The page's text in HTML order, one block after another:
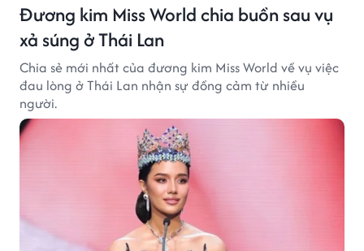
Đương kim Miss World chia buồn sau vụ
xả súng ở Thái Lan
Chia sẻ mới nhất của đương kim Miss World về vụ việc
đau lòng ở Thái Lan nhận sự đồng cảm từ nhiều
người.